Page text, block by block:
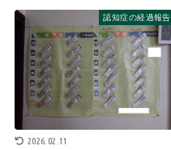
認知症の経過報告
2026.02.11